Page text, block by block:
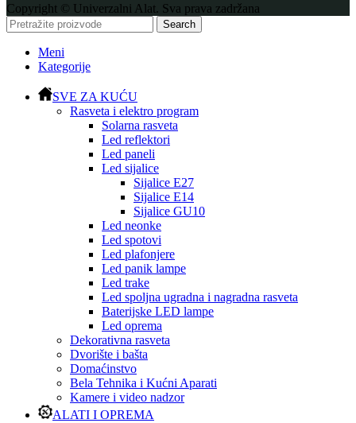
Copyright © Univerzalni Alat. Sva prava zadržana
Search
Meni
Kategorije
SVE ZA KUĆU
Rasveta i elektro program
Solarna rasveta
Led reflektori
Led paneli
Led sijalice
Sijalice E27
Sijalice E14
Sijalice GU10
Led neonke
Led spotovi
Led plafonjere
Led panik lampe
Led trake
Led spoljna ugradna i nagradna rasveta
Baterijske LED lampe
Led oprema
Dekorativna rasveta
Dvorište i bašta
Domaćinstvo
Bela Tehnika i Kućni Aparati
Kamere i video nadzor
ALATI I OPREMA